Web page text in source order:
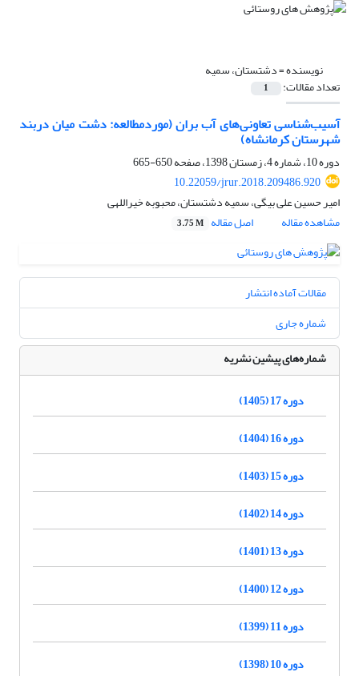
نویسنده =دشتستان، سمیه
تعداد مقالات: 1
آسیب‌شناسی تعاونی‌های آب بران (موردمطالعه: دشت میان دربند
شهرستان کرمانشاه)
دوره 10، شماره 4، زمستان 1398، صفحه
650-665
10.22059/jrur.2018.209486.920
امیر حسین علی بیگی، سمیه دشتستان، محبوبه خیراللهی
مشاهده مقاله
اصل مقاله 3.75 M
مقالات آماده انتشار
شماره جاری
شماره‌های پیشین نشریه
دوره 17 (1405)
دوره 16 (1404)
دوره 15 (1403)
دوره 14 (1402)
دوره 13 (1401)
دوره 12 (1400)
دوره 11 (1399)
دوره 10 (1398)